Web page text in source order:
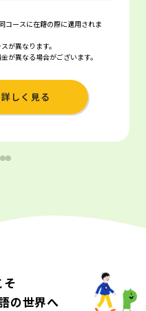
コースに在籍の際に適用されま
が異なります。
が異なる場合がございます。
しく見る
そ
の世界へ